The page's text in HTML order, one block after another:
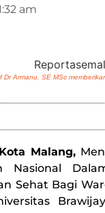
am
Dr Armanu, SE MSc
Kota Malang,
Nasional
Sehat Bagi